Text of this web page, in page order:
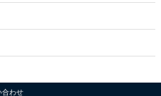
合わせ